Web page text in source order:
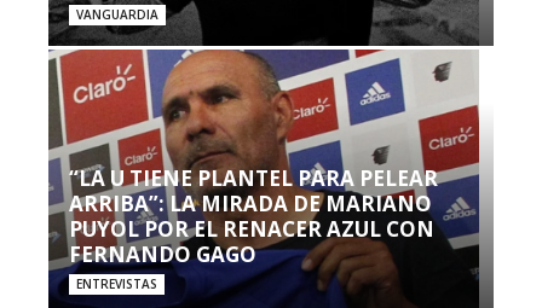
VANGUARDIA
“LA U TIENE PLANTEL PARA PELEAR
ARRIBA”: LA MIRADA DE MARIANO
PUYOL POR EL RENACER AZUL CON
FERNANDO GAGO
ENTREVISTAS